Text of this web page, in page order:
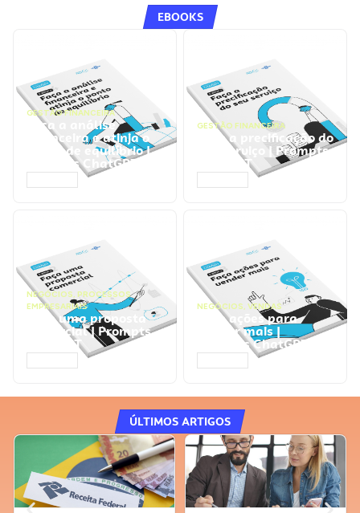
EBOOKS
GESTÃO FINANCEIRA
Faça a análise
financeira e atinja o
ponto de equilíbrio |
Prompts ChatGPT
GESTÃO FINANCEIRA
Faça a precificação do
seu serviço | Prompts
ChatGPT
NEGÓCIOS, PROCESSOS
EMPRESARIAIS
Faça uma proposta
comercial | Prompts
ChatGPT
NEGÓCIOS, VENDAS
Faça ações para
vender mais |
Prompts ChatGPT
ÚLTIMOS ARTIGOS